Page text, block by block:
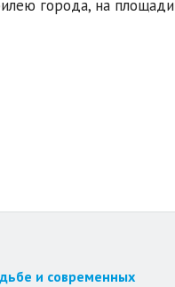
города, на площади
и современных